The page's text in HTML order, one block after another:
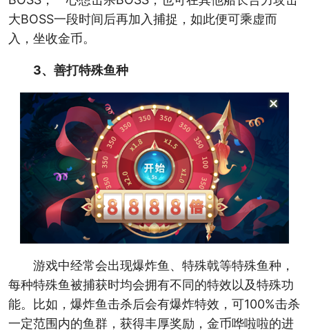
大BOSS一段时间后再加入捕捉，如此便可乘虚而
入，坐收金币。
3、善打特殊鱼种
游戏中经常会出现爆炸鱼、特殊戟等特殊鱼种，
每种特殊鱼被捕获时均会拥有不同的特效以及特殊功
能。比如，爆炸鱼击杀后会有爆炸特效，可100%击杀
一定范围内的鱼群，获得丰厚奖励，金币哗啦啦的进